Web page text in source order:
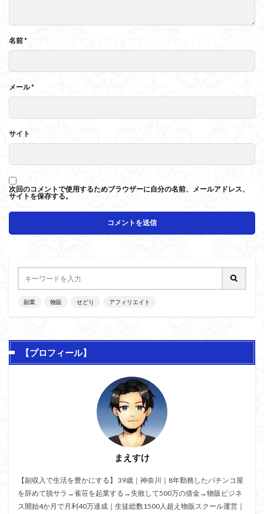
名前*
メール*
サイト
次回のコメントで使用するためブラウザーに自分の名前、メールアドレス、
サイトを保存する。
副業 物販 せどり アフィリエイト
【プロフィール】
まえすけ
【副収入で生活を豊かにする】 39歳｜神奈川｜8年勤務したパチンコ屋
を辞めて脱サラ→雀荘を起業する→失敗して500万の借金→物販ビジネ
ス開始4か月で月利40万達成｜生徒総数1500人超え物販スクール運営｜